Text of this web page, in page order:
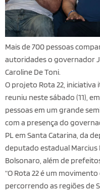
Mais de 700 pessoas
autoridades o governador
Caroline De Toni.
O projeto Rota 22,
reuniu neste sábado (11),
pessoas em um grande
com a presença do
PL em Santa Catarina, da
deputado estadual Marcius
Bolsonaro, além de
“O Rota 22 é um
percorrendo as regiões de